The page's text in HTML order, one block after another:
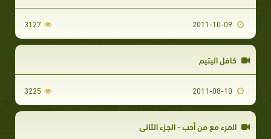
3127
كافل اليتيم
3225
المرء مع من أحب - الجزء الثاني